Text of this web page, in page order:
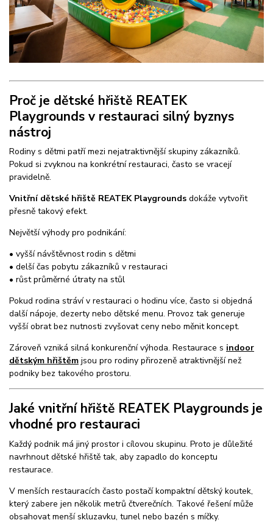
Proč je dětské hřiště REATEK
Playgrounds v restauraci silný byznys
nástroj
Rodiny s dětmi patří mezi nejatraktivnější skupiny zákazníků.
Pokud si zvyknou na konkrétní restauraci, často se vracejí
pravidelně.
Vnitřní dětské hřiště REATEK Playgrounds dokáže vytvořit
přesně takový efekt.
Největší výhody pro podnikání:
• vyšší návštěvnost rodin s dětmi
• delší čas pobytu zákazníků v restauraci
• růst průměrné útraty na stůl
Pokud rodina stráví v restauraci o hodinu více, často si objedná
další nápoje, dezerty nebo dětské menu. Provoz tak generuje
vyšší obrat bez nutnosti zvyšovat ceny nebo měnit koncept.
Zároveň vzniká silná konkurenční výhoda. Restaurace s indoor
dětským hřištěm jsou pro rodiny přirozeně atraktivnější než
podniky bez takového prostoru.
Jaké vnitřní hřiště REATEK Playgrounds je
vhodné pro restauraci
Každý podnik má jiný prostor i cílovou skupinu. Proto je důležité
navrhnout dětské hřiště tak, aby zapadlo do konceptu
restaurace.
V menších restauracích často postačí kompaktní dětský koutek,
který zabere jen několik metrů čtverečních. Takové řešení může
obsahovat menší skluzavku, tunel nebo bazén s míčky.